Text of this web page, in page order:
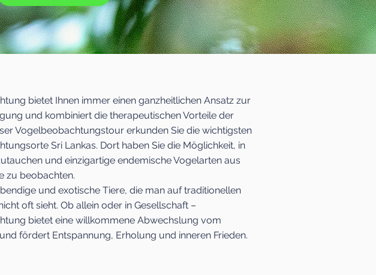
bietet Ihnen immer einen ganzheitlichen Ansatz zur
und kombiniert die therapeutischen Vorteile der
Vogelbeobachtungstour erkunden Sie die wichtigsten
Sri Lankas. Dort haben Sie die Möglichkeit, in
und einzigartige endemische Vogelarten aus
zu beobachten.
und exotische Tiere, die man auf traditionellen
oft sieht. Ob allein oder in Gesellschaft –
bietet eine willkommene Abwechslung vom
fördert Entspannung, Erholung und inneren Frieden.